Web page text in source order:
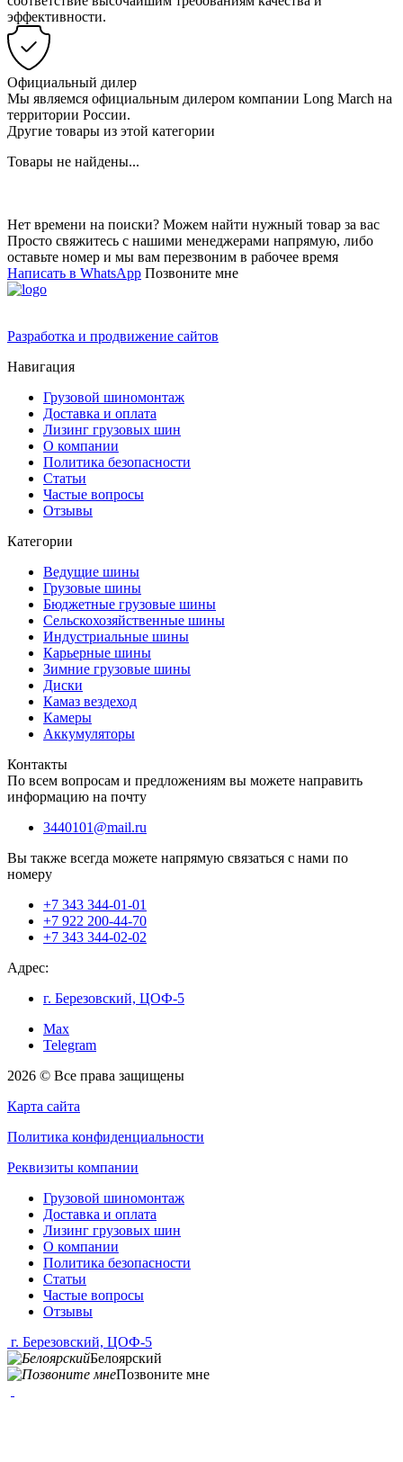
эффективности.
Официальный дилер
Мы являемся официальным дилером компании Long March на
территории России.
Другие товары из этой категории
Товары не найдены...
Нет времени на поиски? Можем найти нужный товар за вас
Просто свяжитесь с нашими менеджерами напрямую, либо
оставьте номер и мы вам перезвоним в рабочее время
Написать в WhatsApp Позвоните мне
Разработка и продвижение сайтов
Навигация
Грузовой шиномонтаж
Доставка и оплата
Лизинг грузовых шин
О компании
Политика безопасности
Статьи
Частые вопросы
Отзывы
Категории
Ведущие шины
Грузовые шины
Бюджетные грузовые шины
Сельскохозяйственные шины
Индустриальные шины
Карьерные шины
Зимние грузовые шины
Диски
Камаз вездеход
Камеры
Аккумуляторы
Контакты
По всем вопросам и предложениям вы можете направить
информацию на почту
3440101@mail.ru
Вы также всегда можете напрямую связаться с нами по
номеру
+7 343 344-01-01
+7 922 200-44-70
+7 343 344-02-02
Адрес:
г. Березовский, ЦОФ-5
Max
Telegram
2026 © Все права защищены
Карта сайта
Политика конфиденциальности
Реквизиты компании
Грузовой шиномонтаж
Доставка и оплата
Лизинг грузовых шин
О компании
Политика безопасности
Статьи
Частые вопросы
Отзывы
г. Березовский, ЦОФ-5
Белоярский
Позвоните мне